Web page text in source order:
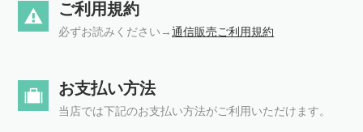
ご利用規約
必ずお読みください→通信販売ご利用規約
お支払い方法
当店では下記のお支払い方法がご利用いただけます。